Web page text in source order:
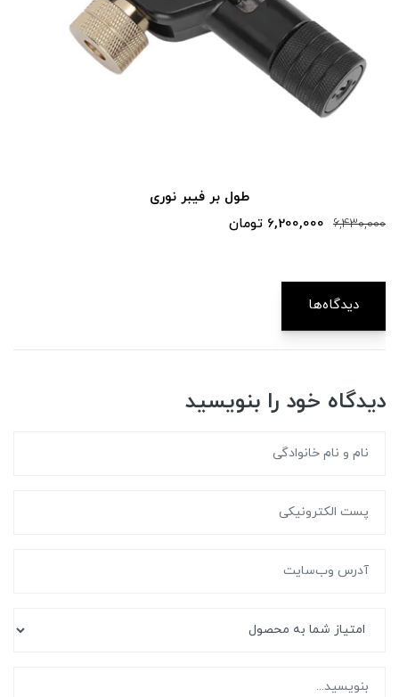
طول بر فیبر نوری
6,430,000 6,200,000 تومان
دیدگاه‌ها
دیدگاه خود را بنویسید